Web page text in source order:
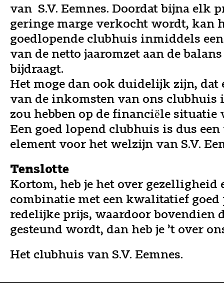
van S.V. Eemnes. Doordat bijna elk
geringe marge verkocht wordt, kan
goedlopende clubhuis inmiddels
van de netto jaaromzet aan de balans
bijdraagt.
Het moge dan ook duidelijk zijn, dat
van de inkomsten van ons clubhuis
zou hebben op de financiële situatie
Een goed lopend clubhuis is dus
element voor het welzijn van S.V.
Tenslotte
Kortom, heb je het over gezelligheid
combinatie met een kwalitatief goed
redelijke prijs, waardoor bovendien
gesteund wordt, dan heb je ’t over
Het clubhuis van S.V. Eemnes.